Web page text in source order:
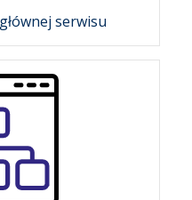
serwisu